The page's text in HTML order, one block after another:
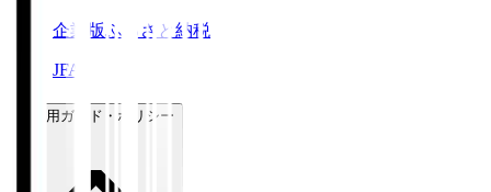
企業版ふるさと納税
JFA
ご利用ガイド・ポリシー